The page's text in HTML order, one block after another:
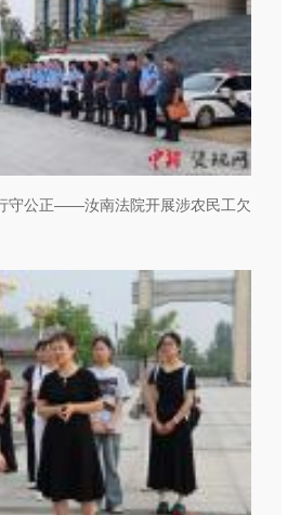
守公正——汝南法院开展涉农民工欠